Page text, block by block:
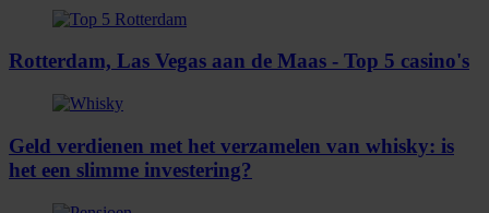
Rotterdam, Las Vegas aan de Maas - Top 5 casino's
Geld verdienen met het verzamelen van whisky: is
het een slimme investering?